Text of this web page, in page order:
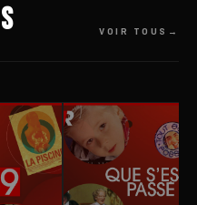
VOIR TOUS